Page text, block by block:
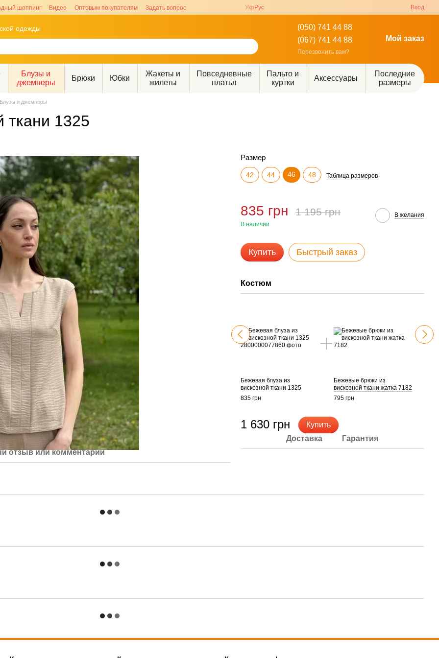
шоппинг Видео Оптовым покупателям Задать вопрос Укр Рус Вход
одежды
(050) 741 44 88
(067) 741 44 88
Перезвонить вам?
Мой заказ
Блузы и
джемперы
Брюки Юбки
Жакеты и
жилеты
Повседневные
платья
Пальто и
куртки
Аксессуары
Последние
размеры
Блузы и джемперы
ткани 1325
отзыв или комментарий
Размер
42 44 46 48 Таблица размеров
835 грн 1 195 грн
В наличии
В желания
Купить Быстрый заказ
Костюм
Бежевая блуза из
вискозной ткани 1325
835 грн
Бежевые брюки из
вискозной ткани жатка 7182
795 грн
1 630 грн Купить
Доставка Гарантия